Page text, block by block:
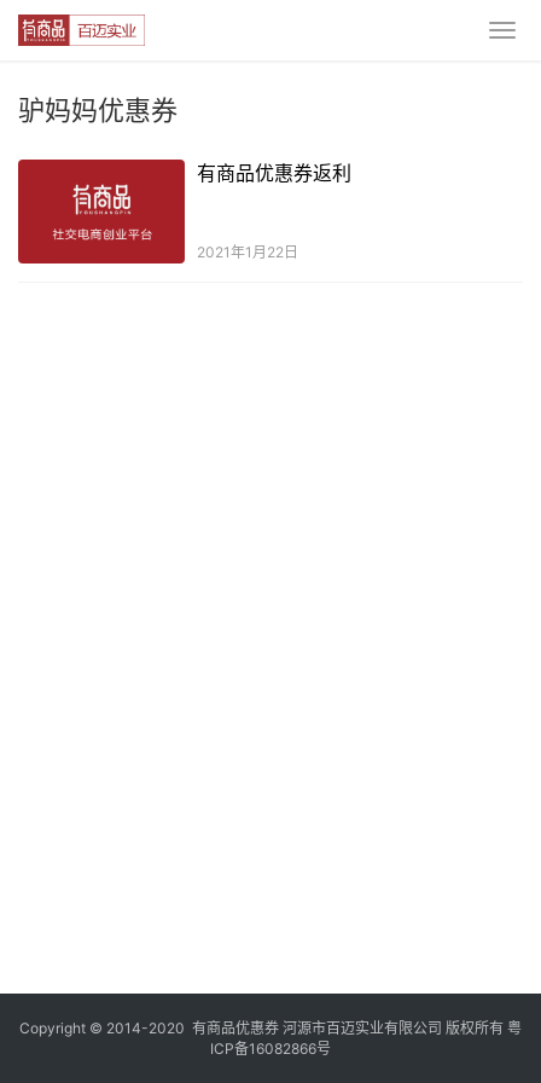
驴妈妈优惠券
有商品优惠券返利
2021年1月22日
Copyright © 2014-2020 有商品优惠券 河源市百迈实业有限公司 版权所有 粤
ICP备16082866号